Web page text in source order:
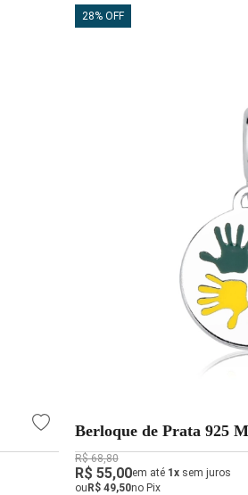
28% OFF
Berloque de Prata 925
Autismo
R$ 68,80
R$ 55,00em até 1xsem juros
ou R$ 49,50no Pix